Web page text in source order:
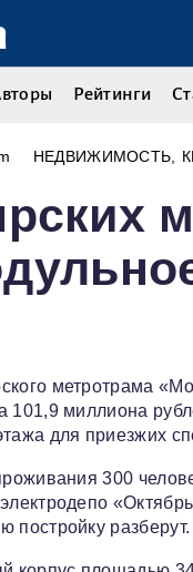
Рейтинги
НЕДВИЖИМОСТЬ
метротрама
миллиона
для приезжих
300
постройку разберут.